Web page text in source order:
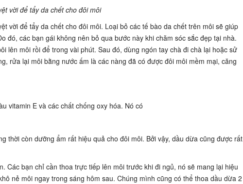
vời để tẩy da chết cho đôi môi
vời để tẩy da chết cho đôi môi. Loại bỏ các tế bào da chết trên môi sẽ giúp
đó, các bạn gái không nên bỏ qua bước này khi chăm sóc sắc đẹp tại nhà.
lên môi rồi để trong vài phút. Sau đó, dùng ngón tay chà đi chà lại hoặc sử
rửa lại môi bằng nước ấm là các nàng đã có được đôi môi mềm mại, căng
vitamin E và các chất chống oxy hóa. Nó có
thời còn dưỡng ẩm rất hiệu quả cho đôi môi. Bởi vậy, dầu dừa cũng được rất
Các bạn chỉ cần thoa trực tiếp lên môi trước khi đi ngủ, nó sẽ mang lại hiệu
nẻ môi ngay trong sáng hôm sau. Chúng mình cũng có thể thoa dầu dừa 2